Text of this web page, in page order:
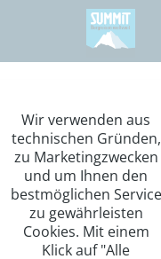
Reisen
Sortierung
Sortieren
Wir verwenden aus
technischen Gründen,
zu Marketingzwecken
und um Ihnen den
bestmöglichen Service
zu gewährleisten
Cookies. Mit einem
Klick auf "Alle